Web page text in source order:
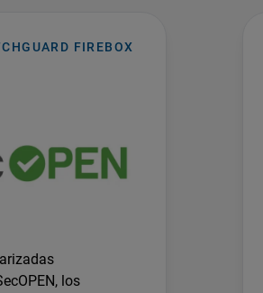
FIREBOX
los